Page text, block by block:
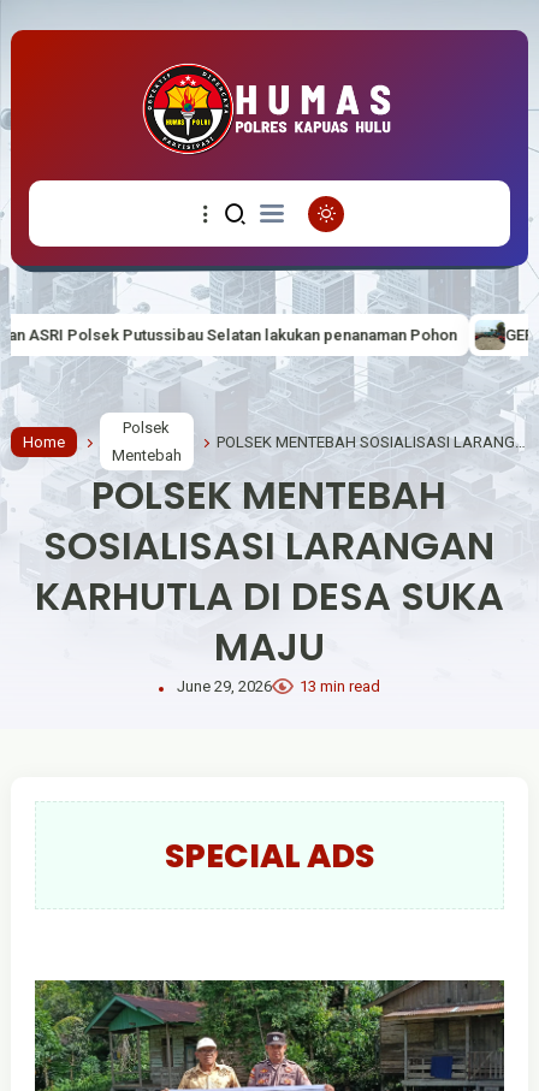
Selatan lakukan penanaman Pohon GERAKAN PEMULIHAN
Home
Polsek
Mentebah
POLSEK MENTEBAH SOSIALISASI LARANGAN KARHUTLA DI DESA SUKA MAJU
POLSEK MENTEBAH
SOSIALISASI LARANGAN
KARHUTLA DI DESA SUKA
MAJU
June 29, 2026 13 min read
SPECIAL ADS